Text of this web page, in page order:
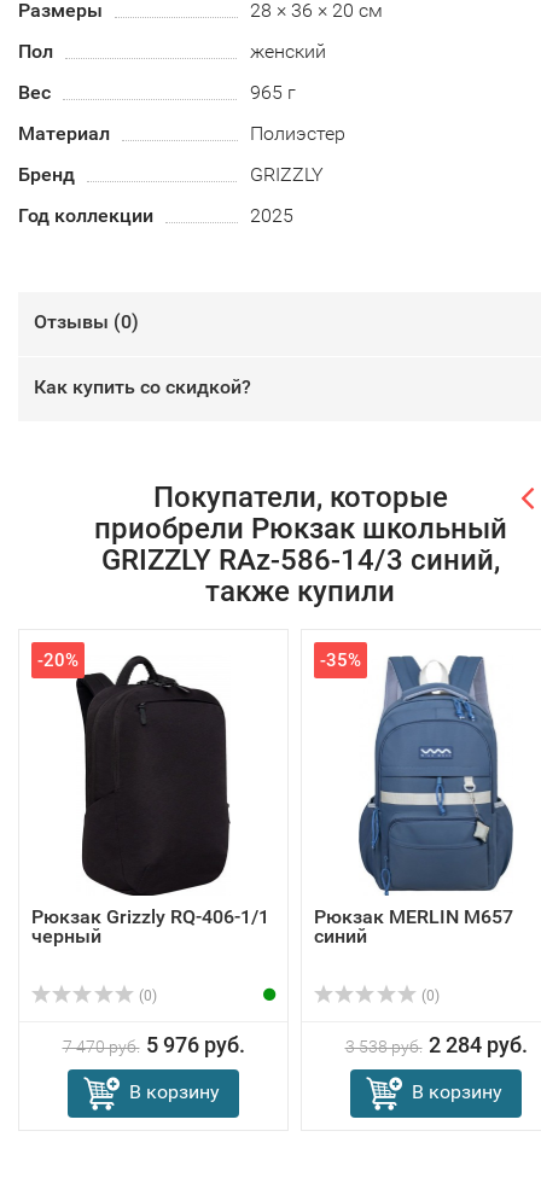
Размеры
28 × 36 × 20 см
Пол
женский
Вес
965 г
Материал
Полиэстер
Бренд
GRIZZLY
Год коллекции
2025
Отзывы (0)
Как купить со скидкой?
Покупатели, которые
приобрели Рюкзак школьный
GRIZZLY RAz-586-14/3 синий,
также купили
-20%
Рюкзак Grizzly RQ-406-1/1
черный
(0)
7 470 руб. 5 976 руб.
В корзину
-35%
Рюкзак MERLIN M657
синий
(0)
3 538 руб. 2 284 руб.
В корзину